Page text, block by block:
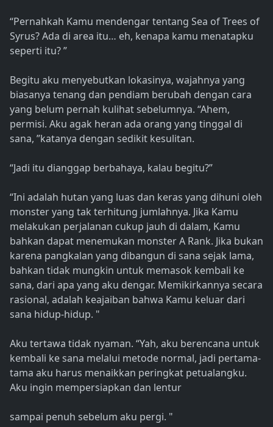
“Pernahkah Kamu mendengar tentang Sea of Trees of
Syrus? Ada di area itu… eh, kenapa kamu menatapku
seperti itu? ”
Begitu aku menyebutkan lokasinya, wajahnya yang
biasanya tenang dan pendiam berubah dengan cara
yang belum pernah kulihat sebelumnya. “Ahem,
permisi. Aku agak heran ada orang yang tinggal di
sana, ”katanya dengan sedikit kesulitan.
“Jadi itu dianggap berbahaya, kalau begitu?”
“Ini adalah hutan yang luas dan keras yang dihuni oleh
monster yang tak terhitung jumlahnya. Jika Kamu
melakukan perjalanan cukup jauh di dalam, Kamu
bahkan dapat menemukan monster A Rank. Jika bukan
karena pangkalan yang dibangun di sana sejak lama,
bahkan tidak mungkin untuk memasok kembali ke
sana, dari apa yang aku dengar. Memikirkannya secara
rasional, adalah keajaiban bahwa Kamu keluar dari
sana hidup-hidup. "
Aku tertawa tidak nyaman. “Yah, aku berencana untuk
kembali ke sana melalui metode normal, jadi pertama-
tama aku harus menaikkan peringkat petualangku.
Aku ingin mempersiapkan dan lentur
sampai penuh sebelum aku pergi. "